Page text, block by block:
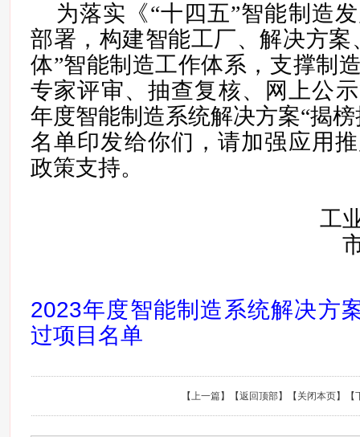
为落实《“十四五”智能制造
部署，构建智能工厂、解决方案
体”智能制造工作体系，支撑制
专家评审、抽查复核、网上公
年度智能制造系统解决方案“揭
名单印发给你们，请加强应用
政策支持。
工
2023年度智能制造系统解决方
过项目名单
【上一篇】【返回顶部】【 关闭本页】【